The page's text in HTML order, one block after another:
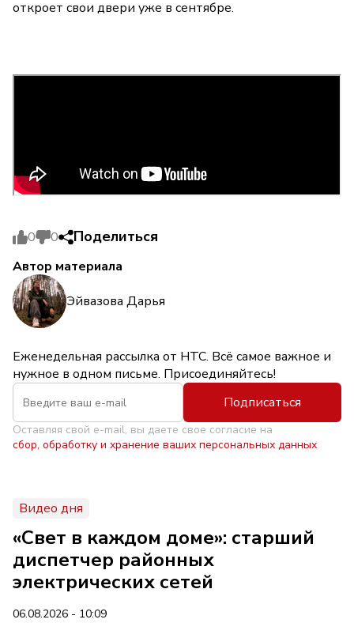
откроет свои двери уже в сентябре.
0 0 Поделиться
Автор материала
Эйвазова Дарья
Еженедельная рассылка от НТС. Всё самое важное и
нужное в одном письме. Присоединяйтесь!
Подписаться
Оставляя свой e-mail, вы даете свое согласие на
сбор, обработку и хранение ваших персональных данных
Видео дня
«Свет в каждом доме»: старший
диспетчер районных
электрических сетей
06.08.2026 - 10:09